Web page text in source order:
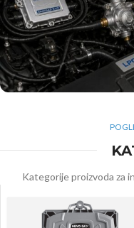
SERVIS
Kategorije proizvoda za